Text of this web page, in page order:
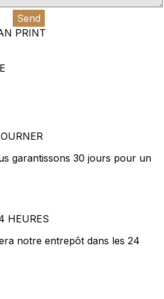
Send
PRINT
garantissons 30 jours pour un
HEURES
notre entrepôt dans les 24